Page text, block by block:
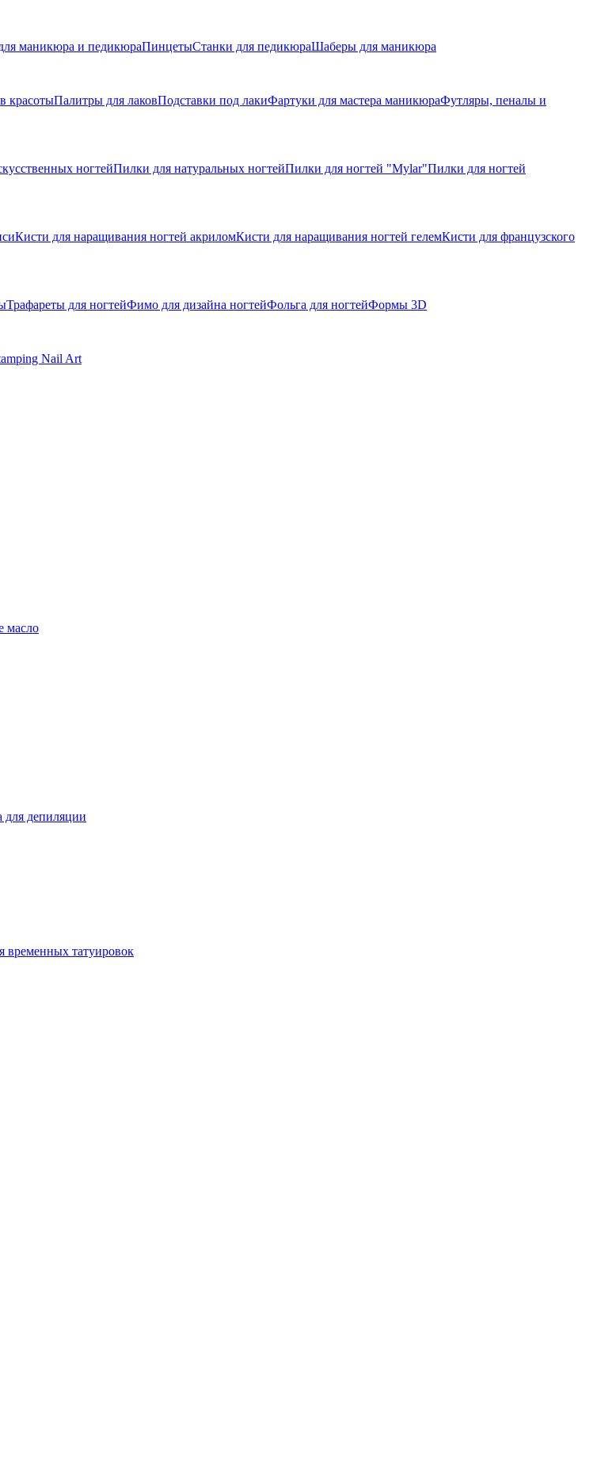
маникюра и педикюраПинцетыСтанки для педикюраШаберы для маникюра
красотыПалитры для лаковПодставки под лакиФартуки для мастера маникюраФутляры, пеналы и
ногтейПилки для натуральных ногтейПилки для ногтей "Mylar"Пилки для ногтей
Кисти для наращивания ногтей акриломКисти для наращивания ногтей гелемКисти для французского
Трафареты для ногтейФимо для дизайна ногтейФольга для ногтейФормы 3D
Nail Art
масло
для депиляции
временных татуировок